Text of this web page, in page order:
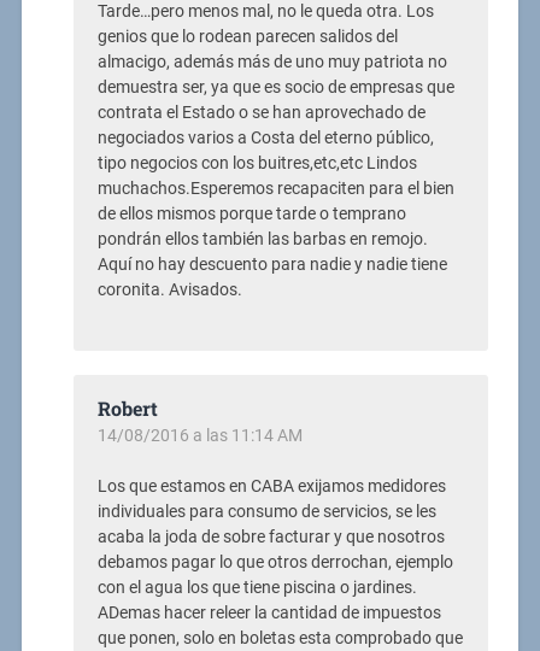
Tarde…pero menos mal, no le queda otra. Los
genios que lo rodean parecen salidos del
almacigo, además más de uno muy patriota no
demuestra ser, ya que es socio de empresas que
contrata el Estado o se han aprovechado de
negociados varios a Costa del eterno público,
tipo negocios con los buitres,etc,etc Lindos
muchachos.Esperemos recapaciten para el bien
de ellos mismos porque tarde o temprano
pondrán ellos también las barbas en remojo.
Aquí no hay descuento para nadie y nadie tiene
coronita. Avisados.
Robert
14/08/2016 a las 11:14 AM
Los que estamos en CABA exijamos medidores
individuales para consumo de servicios, se les
acaba la joda de sobre facturar y que nosotros
debamos pagar lo que otros derrochan, ejemplo
con el agua los que tiene piscina o jardines.
ADemas hacer releer la cantidad de impuestos
que ponen, solo en boletas esta comprobado que